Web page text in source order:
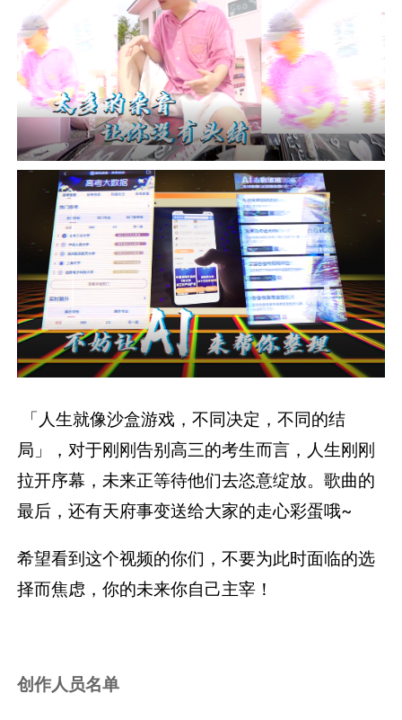
「人生就像沙盒游戏，不同决定，不同的结
局」，对于刚刚告别高三的考生而言，人生刚刚
拉开序幕，未来正等待他们去恣意绽放。歌曲的
最后，还有天府事变送给大家的走心彩蛋哦~
希望看到这个视频的你们，不要为此时面临的选
择而焦虑，你的未来你自己主宰！
创作人员名单